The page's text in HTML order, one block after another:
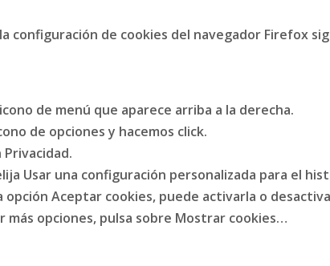
configuración de cookies del navegador Firefox
de menú que aparece arriba a la derecha.
de opciones y hacemos click.
Privacidad.
Usar una configuración personalizada para el
opción Aceptar cookies, puede activarla o
más opciones, pulsa sobre Mostrar cookies…